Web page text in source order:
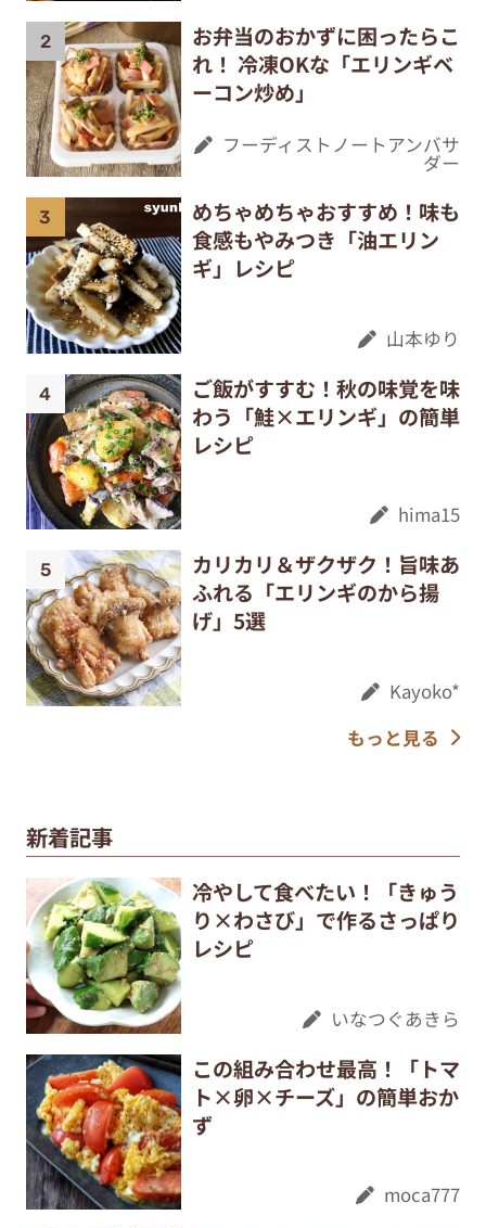
お弁当のおかずに困ったらこ
れ！ 冷凍OKな「エリンギベ
ーコン炒め」
フーディストノートアンバサ
ダー
めちゃめちゃおすすめ！味も
食感もやみつき「油エリン
ギ」レシピ
山本ゆり
ご飯がすすむ！秋の味覚を味
わう「鮭×エリンギ」の簡単
レシピ
hima15
カリカリ＆ザクザク！旨味あ
ふれる「エリンギのから揚
げ」5選
Kayoko*
もっと見る
新着記事
冷やして食べたい！「きゅう
り×わさび」で作るさっぱり
レシピ
いなつぐあきら
この組み合わせ最高！「トマ
ト×卵×チーズ」の簡単おか
ず
moca777